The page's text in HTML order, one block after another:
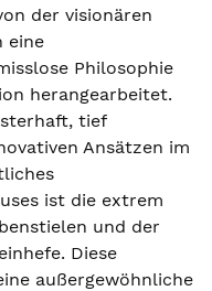
der visionären
eine
Philosophie
herangearbeitet.
tief
Ansätzen im
ist die extrem
und der
Diese
außergewöhnliche